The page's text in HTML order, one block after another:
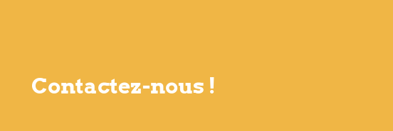
Contactez-nous !